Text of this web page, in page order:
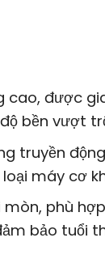
cao, được
bền vượt
truyền
máy cơ
phù
bảo tuổi